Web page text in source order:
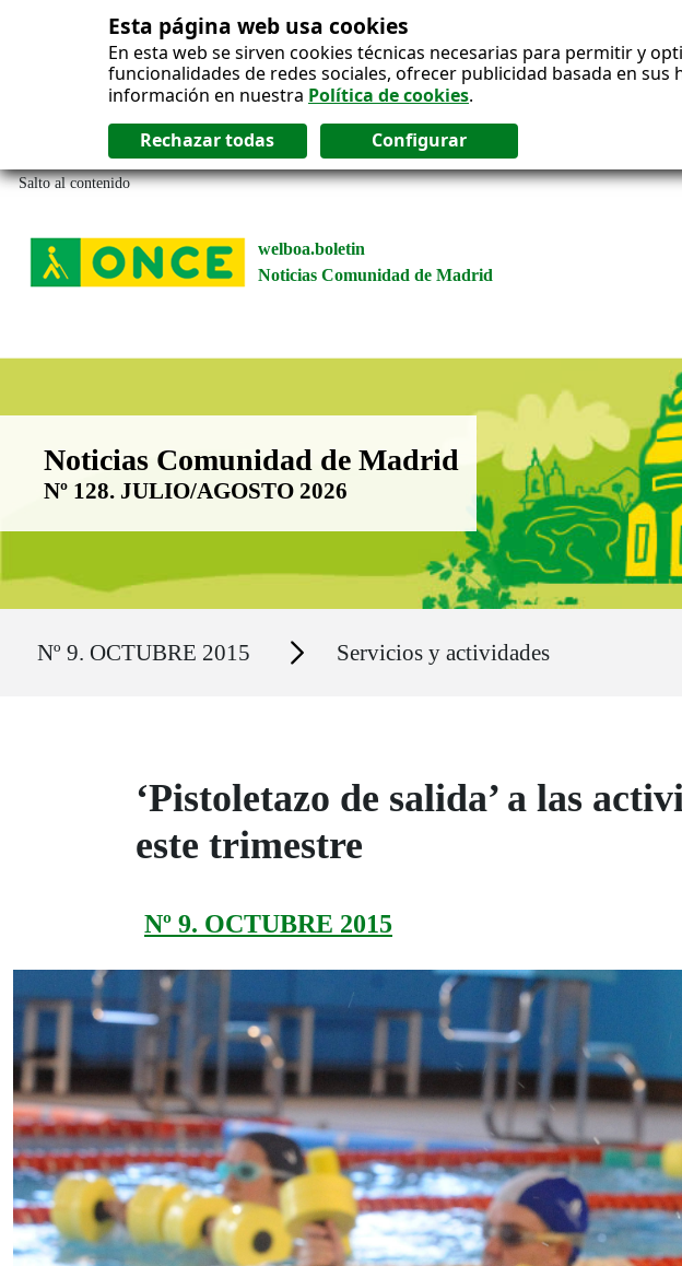
Esta página web usa cookies
En esta web se sirven cookies técnicas necesarias para permitir y
funcionalidades de redes sociales, ofrecer publicidad basada en
información en nuestra Política de cookies.
Salto al contenido
welboa.boletin
Noticias Comunidad de Madrid
Boletín Noticias Comunidad de Madrid
Noticias Comunidad de Madrid
Nº 128. JULIO/AGOSTO 2026
Nº 9. OCTUBRE 2015 Secciones Servicios y actividades
‘Pistoletazo de salida’ a las
este trimestre
Nº 9. OCTUBRE 2015